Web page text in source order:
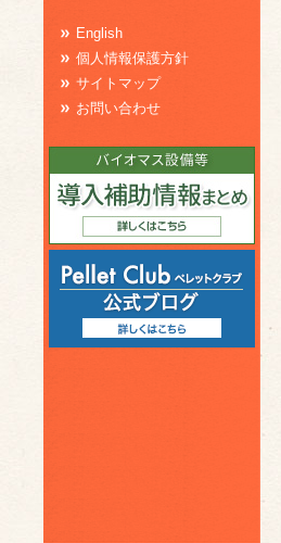
English
個人情報保護方針
サイトマップ
お問い合わせ